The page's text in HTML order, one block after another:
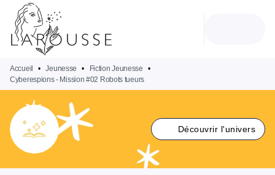
MENU
PIED DE PAGE
Accueil • Jeunesse • Fiction Jeunesse
•
Cyberespions - Mission #02 Robots tueurs
Découvrir l'univers